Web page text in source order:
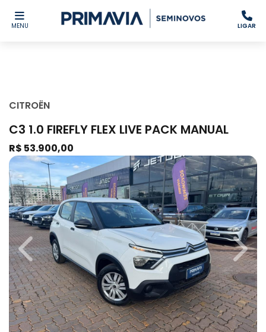
MENU LIGAR
CITROËN
C3 1.0 FIREFLY FLEX LIVE PACK MANUAL
R$ 53.900,00
Previous Next